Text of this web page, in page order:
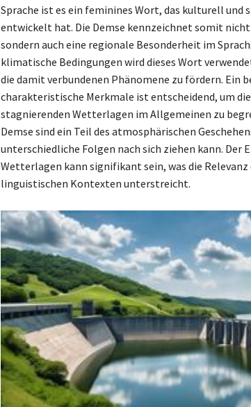
Sprache ist es ein feminines Wort, das kulturell und
entwickelt hat. Die Demse kennzeichnet somit
sondern auch eine regionale Besonderheit im
klimatische Bedingungen wird dieses Wort
die damit verbundenen Phänomene zu fördern. Ein
charakteristische Merkmale ist entscheidend, um
stagnierenden Wetterlagen im Allgemeinen zu
Demse sind ein Teil des atmosphärischen
unterschiedliche Folgen nach sich ziehen kann. Der
Wetterlagen kann signifikant sein, was die
linguistischen Kontexten unterstreicht.